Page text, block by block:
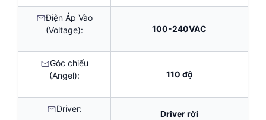
Điện Áp Vào
(Voltage):
100-240VAC
Góc chiếu
(Angel):
110 độ
Driver:
Driver rời